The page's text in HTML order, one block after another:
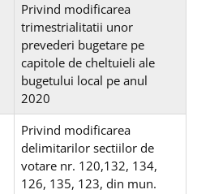
Privind modificarea
trimestrialitatii unor
prevederi bugetare pe
capitole de cheltuieli ale
bugetului local pe anul
2020
Privind modificarea
delimitarilor sectiilor de
votare nr. 120,132, 134,
126, 135, 123, din mun.